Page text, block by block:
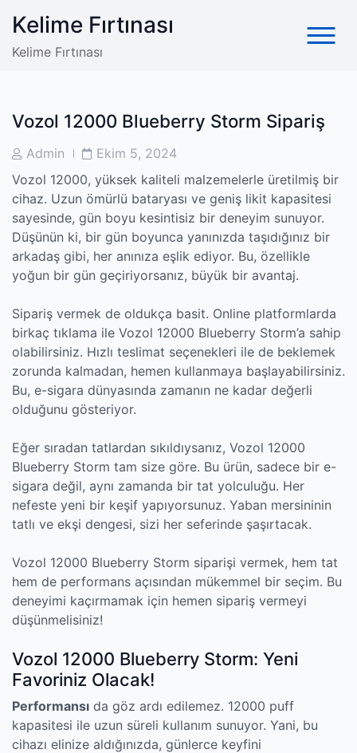
content
Kelime Fırtınası
Kelime Fırtınası
Vozol 12000 Blueberry Storm Sipariş
PostAdmin
PostEkim 5, 2024
Vozol 12000, yüksek kaliteli malzemelerle üretilmiş bir
cihaz. Uzun ömürlü bataryası ve geniş likit kapasitesi
sayesinde, gün boyu kesintisiz bir deneyim sunuyor.
Düşünün ki, bir gün boyunca yanınızda taşıdığınız bir
arkadaş gibi, her anınıza eşlik ediyor. Bu, özellikle
yoğun bir gün geçiriyorsanız, büyük bir avantaj.
Sipariş vermek de oldukça basit. Online platformlarda
birkaç tıklama ile Vozol 12000 Blueberry Storm’a sahip
olabilirsiniz. Hızlı teslimat seçenekleri ile de beklemek
zorunda kalmadan, hemen kullanmaya başlayabilirsiniz.
Bu, e-sigara dünyasında zamanın ne kadar değerli
olduğunu gösteriyor.
Eğer sıradan tatlardan sıkıldıysanız, Vozol 12000
Blueberry Storm tam size göre. Bu ürün, sadece bir e-
sigara değil, aynı zamanda bir tat yolculuğu. Her
nefeste yeni bir keşif yapıyorsunuz. Yaban mersininin
tatlı ve ekşi dengesi, sizi her seferinde şaşırtacak.
Vozol 12000 Blueberry Storm siparişi vermek, hem tat
hem de performans açısından mükemmel bir seçim. Bu
deneyimi kaçırmamak için hemen sipariş vermeyi
düşünmelisiniz!
Vozol 12000 Blueberry Storm: Yeni
Favoriniz Olacak!
Performansı da göz ardı edilemez. 12000 puff
kapasitesi ile uzun süreli kullanım sunuyor. Yani, bu
cihazı elinize aldığınızda, günlerce keyfini